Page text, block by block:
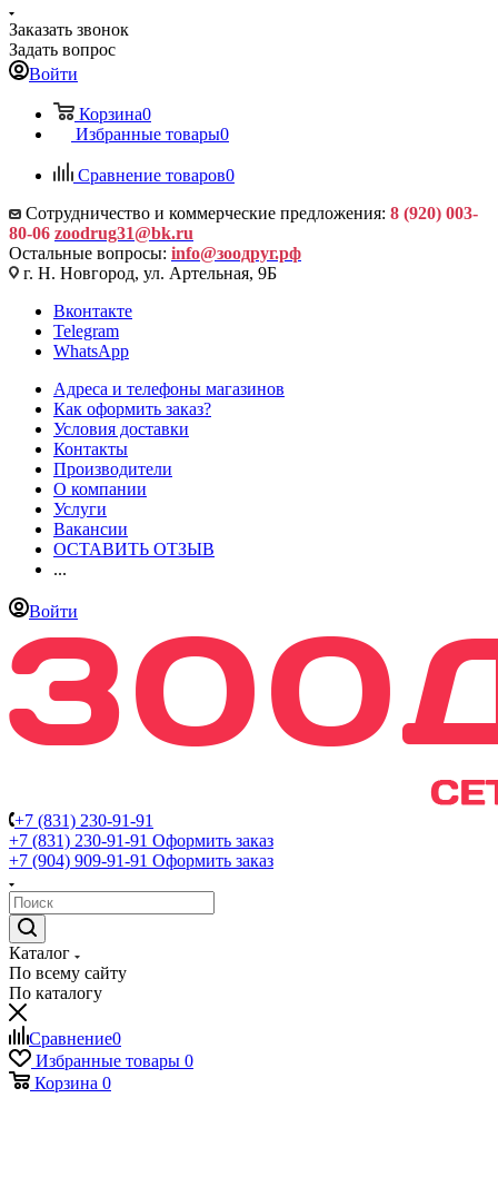
Заказать звонок
Задать вопрос
Войти
Корзина0
Избранные товары0
Сравнение товаров0
Сотрудничество и коммерческие предложения: 8 (920) 003-
80-06 zoodrug31@bk.ru
Остальные вопросы: info@зоодруг.рф
г. Н. Новгород, ул. Артельная, 9Б
Вконтакте
Telegram
WhatsApp
Адреса и телефоны магазинов
Как оформить заказ?
Условия доставки
Контакты
Производители
О компании
Услуги
Вакансии
ОСТАВИТЬ ОТЗЫВ
...
Войти
+7 (831) 230-91-91
+7 (831) 230-91-91 Оформить заказ
+7 (904) 909-91-91 Оформить заказ
Каталог
По всему сайту
По каталогу
Сравнение0
Избранные товары 0
Корзина 0